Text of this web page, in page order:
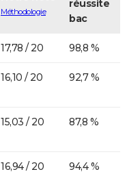
Méthodologie
réussite
bac
17,78 / 20 98,8 %
16,10 / 20 92,7 %
15,03 / 20 87,8 %
16,94 / 20 94,4 %